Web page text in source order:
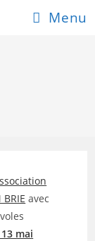
Menu
avec
13 mai